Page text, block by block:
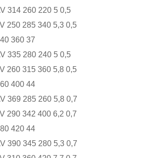
260 220 5 0,5
285 340 5,3 0,5
360 37
280 240 5 0,5
315 360 5,8 0,5
400 44
285 260 5,8 0,7
342 400 6,2 0,7
420 44
345 280 5,3 0,7